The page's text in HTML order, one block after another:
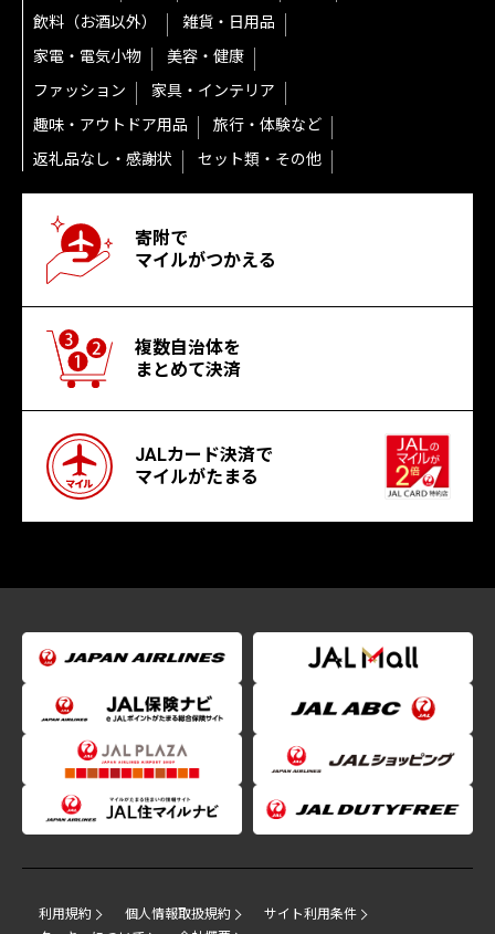
飲料（お酒以外）
雑貨・日用品
家電・電気小物
美容・健康
ファッション
家具・インテリア
趣味・アウトドア用品
旅行・体験など
返礼品なし・感謝状
セット類・その他
寄附で
マイルがつかえる
複数自治体を
まとめて決済
JALカード決済で
マイルがたまる
利用規約 個人情報取扱規約
サイト利用条件